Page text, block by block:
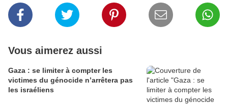
Vous aimerez aussi
Gaza : se limiter à compter les
victimes du génocide n’arrêtera pas
les israéliens